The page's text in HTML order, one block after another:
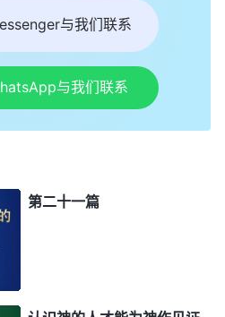
与我们联系
与我们联系
第二十一篇